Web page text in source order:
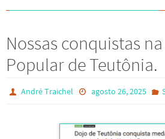
Nossas conquistas
Popular de Teutônia.
André Traichel agosto 26, 2025